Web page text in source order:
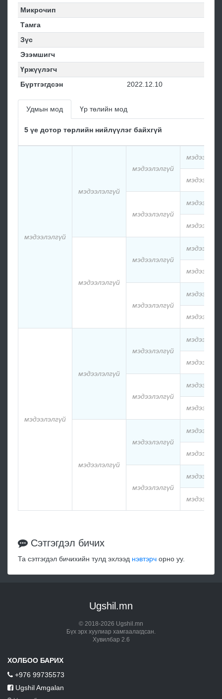
Микрочип
Тамга
Зүс
Эзэмшигч
Үржүүлэгч
Бүртгэгдсэн
2022.12.10
Удмын мод Үр төлийн мод
5 үе дотор төрлийн нийлүүлэг байхгүй
мэдээлэлгүй
мэдээлэлгүй
мэдээлэлгүй
мэдээлэлгүй
мэдээлэлгүй
мэдээлэлгүй
мэдээлэлгүй
мэдээлэлгүй
мэдээлэлгүй
мэдээлэлгүй
мэдээлэлгүй
мэдээлэлгүй
мэдээлэлгүй
мэдээлэлгүй
Сэтгэгдэл бичих
Та сэтгэгдэл бичихийн тулд эхлээд нэвтэрч орно уу.
Ugshil.mn
© 2018-2026 Ugshil.mn
Бүх эрх хуулиар хамгаалагдсан.
Хувилбар 2.6
ХОЛБОО БАРИХ
+976 99735573
Ugshil Amgalan